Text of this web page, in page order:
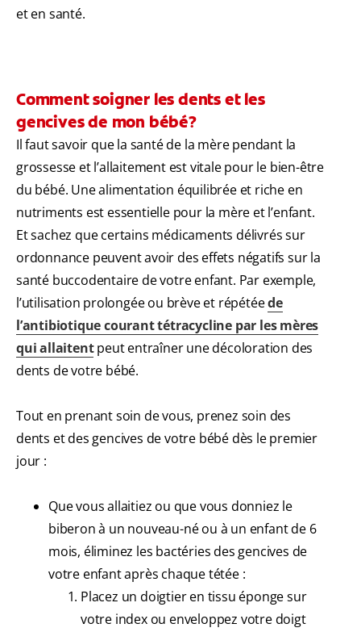
et en santé.
Comment soigner les dents et les
gencives de mon bébé?
Il faut savoir que la santé de la mère pendant la
grossesse et l’allaitement est vitale pour le bien-être
du bébé. Une alimentation équilibrée et riche en
nutriments est essentielle pour la mère et l’enfant.
Et sachez que certains médicaments délivrés sur
ordonnance peuvent avoir des effets négatifs sur la
santé buccodentaire de votre enfant. Par exemple,
l’utilisation prolongée ou brève et répétéede
l’antibiotique courant tétracycline par les mères
qui allaitentpeut entraîner une décoloration des
dents de votre bébé.
Tout en prenant soin de vous, prenez soin des
dents et des gencives de votre bébé dès le premier
jour :
Que vous allaitiez ou que vous donniez le
biberon à un nouveau-né ou à un enfant de 6
mois, éliminez les bactéries des gencives de
votre enfant après chaque tétée :
Placez un doigtier en tissu éponge sur
votre index ou enveloppez votre doigt